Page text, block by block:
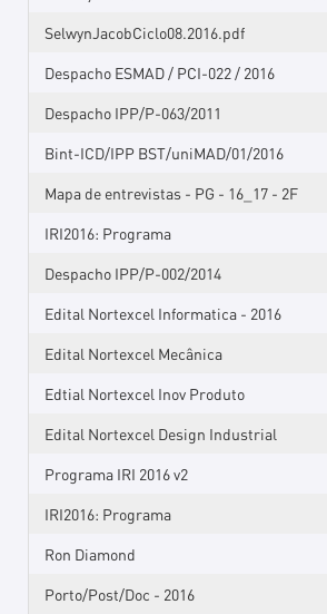
SelwynJacobCiclo08.2016.pdf
Despacho ESMAD / PCI-022 / 2016
Despacho IPP/P-063/2011
Bint-ICD/IPP BST/uniMAD/01/2016
Mapa de entrevistas - PG - 16_17 - 2F
IRI2016: Programa
Despacho IPP/P-002/2014
Edital Nortexcel Informatica - 2016
Edital Nortexcel Mecânica
Edtial Nortexcel Inov Produto
Edital Nortexcel Design Industrial
Programa IRI 2016 v2
IRI2016: Programa
Ron Diamond
Porto/Post/Doc - 2016